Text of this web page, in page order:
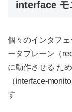
interface モ
個々のインタフ
ータプレーン（
に動作させる た
（interface-
す